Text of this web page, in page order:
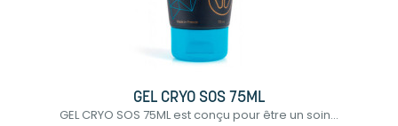
GEL CRYO SOS 75ML
GEL CRYO SOS 75ML est conçu pour être un soin...